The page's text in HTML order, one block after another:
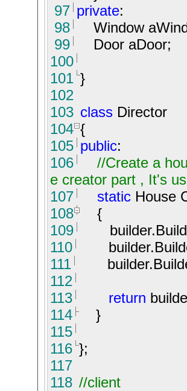
97 private:
98
Window
99
Door aDoor;
100
101 }
102
103 class Director
104 {
105 public:
106
//Create a
e creator part , It's
107
static House
108
{
109
110
111
112
113
return
114
}
115
116 };
117
118 //client